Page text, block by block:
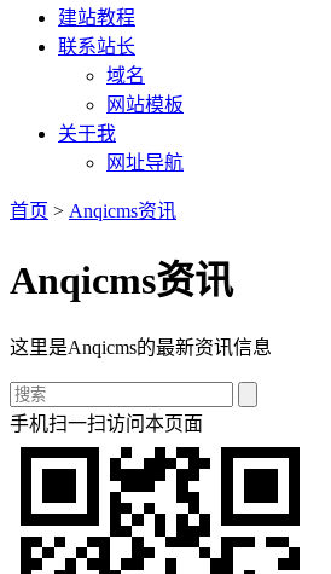
建站教程
联系站长
域名
网站模板
关于我
网址导航
首页 > Anqicms资讯
Anqicms资讯
这里是Anqicms的最新资讯信息
手机扫一扫访问本页面